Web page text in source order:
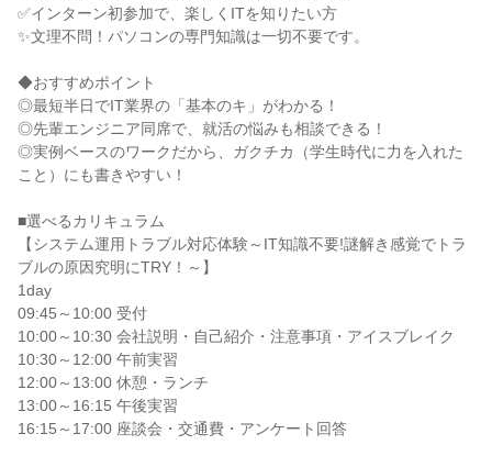
✅インターン初参加で、楽しくITを知りたい方
✨文理不問！パソコンの専門知識は一切不要です。
◆おすすめポイント
◎最短半日でIT業界の「基本のキ」がわかる！
◎先輩エンジニア同席で、就活の悩みも相談できる！
◎実例ベースのワークだから、ガクチカ（学生時代に力を入れた
こと）にも書きやすい！
■選べるカリキュラム
【システム運用トラブル対応体験～IT知識不要!謎解き感覚でトラ
ブルの原因究明にTRY！～】
1day
09:45～10:00 受付
10:00～10:30 会社説明・自己紹介・注意事項・アイスブレイク
10:30～12:00 午前実習
12:00～13:00 休憩・ランチ
13:00～16:15 午後実習
16:15～17:00 座談会・交通費・アンケート回答